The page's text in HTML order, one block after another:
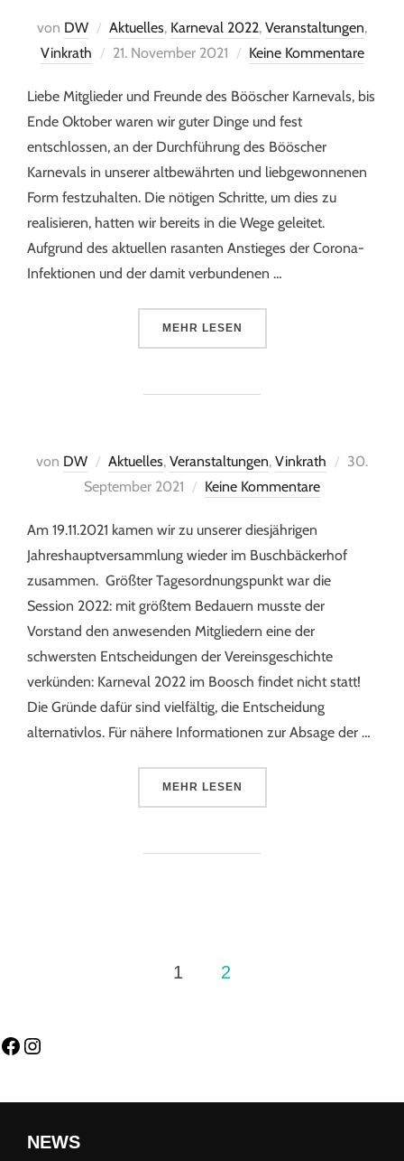
von DW Aktuelles, Karneval 2022, Veranstaltungen,
Vinkrath
21. November 2021 Keine Kommentare
Liebe Mitglieder und Freunde des Bööscher Karnevals, bis
Ende Oktober waren wir guter Dinge und fest
entschlossen, an der Durchführung des Bööscher
Karnevals in unserer altbewährten und liebgewonnenen
Form festzuhalten. Die nötigen Schritte, um dies zu
realisieren, hatten wir bereits in die Wege geleitet.
Aufgrund des aktuellen rasanten Anstieges der Corona-
Infektionen und der damit verbundenen …
MEHR LESEN
von DW Aktuelles, Veranstaltungen, Vinkrath
30.
September 2021
Keine Kommentare
Am 19.11.2021 kamen wir zu unserer diesjährigen
Jahreshauptversammlung wieder im Buschbäckerhof
zusammen. Größter Tagesordnungspunkt war die
Session 2022: mit größtem Bedauern musste der
Vorstand den anwesenden Mitgliedern eine der
schwersten Entscheidungen der Vereinsgeschichte
verkünden: Karneval 2022 im Boosch findet nicht statt!
Die Gründe dafür sind vielfältig, die Entscheidung
alternativlos. Für nähere Informationen zur Absage der …
MEHR LESEN
1 2
NEWS